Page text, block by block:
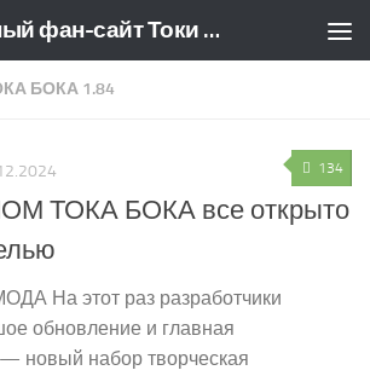
Неофициальный фан-сайт Токи Боки
БОКА 1.84
134
ТОКА БОКА все открыто
На этот раз разработчики
обновление и главная
новый набор творческая